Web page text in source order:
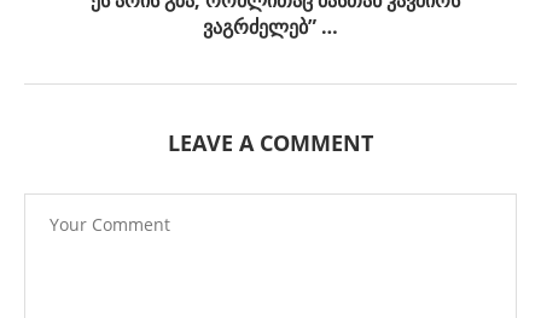
ვაგრძელებ” …
LEAVE A COMMENT